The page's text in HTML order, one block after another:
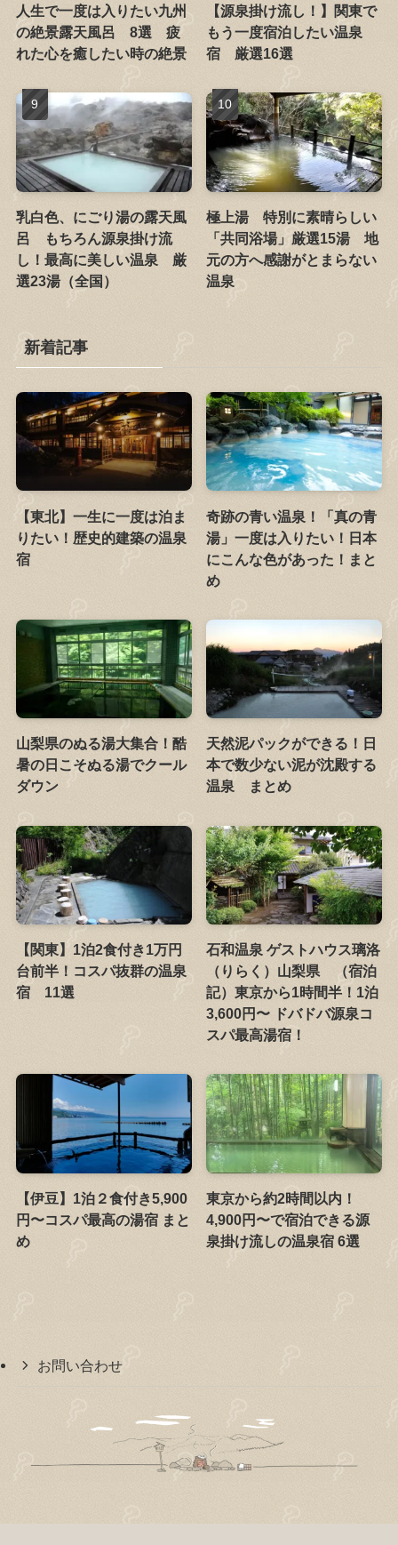
人生で一度は入りたい九州
の絶景露天風呂 8選 疲
れた心を癒したい時の絶景
【源泉掛け流し！】関東で
もう一度宿泊したい温泉
宿 厳選16選
乳白色、にごり湯の露天風
呂 もちろん源泉掛け流
し！最高に美しい温泉 厳
選23湯（全国）
極上湯 特別に素晴らしい
「共同浴場」厳選15湯 地
元の方へ感謝がとまらない
温泉
新着記事
【東北】一生に一度は泊ま
りたい！歴史的建築の温泉
宿
奇跡の青い温泉！「真の青
湯」一度は入りたい！日本
にこんな色があった！まと
め
山梨県のぬる湯大集合！酷
暑の日こそぬる湯でクール
ダウン
天然泥パックができる！日
本で数少ない泥が沈殿する
温泉 まとめ
【関東】1泊2食付き1万円
台前半！コスパ抜群の温泉
宿 11選
石和温泉 ゲストハウス璃洛
（りらく）山梨県 （宿泊
記）東京から1時間半！1泊
3,600円〜 ドバドバ源泉コ
スパ最高湯宿！
【伊豆】1泊２食付き5,900
円〜コスパ最高の湯宿 まと
め
東京から約2時間以内！
4,900円〜で宿泊できる源
泉掛け流しの温泉宿 6選
お問い合わせ